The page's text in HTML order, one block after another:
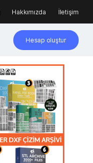
Hakkımızda İletişim
Hesap oluştur